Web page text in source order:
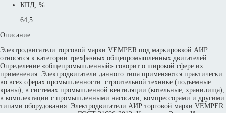
КПД, %
64,5
Описание
Электродвигатели торговой марки VEMPER под маркировкой АИР
относятся к категории трехфазных общепромышленных двигателей.
Определение «общепромышленный» говорит о широкой сфере их
применения. Электродвигатели данного типа применяются практически
во всех сферах промышленности: строительной технике (подъемные
краны), в системах промышленной вентиляции (котельные, хранилища),
в комплектации с промышленными насосами, компрессорами и другими
типами оборудования. Электродвигатели АИР торговой марки VEMPER